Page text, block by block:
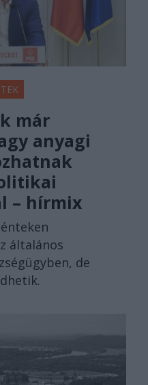
már
anyagi
– hírmix
általános
de